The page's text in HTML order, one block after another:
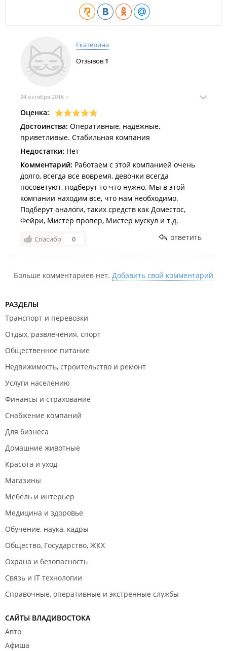
Екатерина
Отзывов 1
24 октября 2016 г.
Оценка:
Достоинства: Оперативные, надежные,
приветливые. Стабильная компания
Недостатки: Нет
Комментарий: Работаем с этой компанией очень
долго, всегда все вовремя, девочки всегда
посоветуют, подберут то что нужно. Мы в этой
компании находим все, что нам необходимо.
Подберут аналоги, таких средств как Доместос,
Фейри, Мистер пропер, Мистер мускул и т.д.
Спасибо 0 ответить
Больше комментариев нет. Добавить свой комментарий
РАЗДЕЛЫ
Транспорт и перевозки
Отдых, развлечения, спорт
Общественное питание
Недвижимость, строительство и ремонт
Услуги населению
Финансы и страхование
Снабжение компаний
Для бизнеса
Домашние животные
Красота и уход
Магазины
Мебель и интерьер
Медицина и здоровье
Обучение, наука, кадры
Общество, Государство, ЖКХ
Охрана и безопасность
Связь и IT технологии
Справочные, оперативные и экстренные службы
САЙТЫ ВЛАДИВОСТОКА
Авто
Афиша